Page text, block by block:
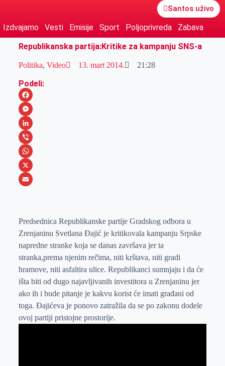
Santos uživo
Izdvajamo Vesti Emisije Sport Poljoprivreda
Zabava
Republikanska partija:Kritike za kampanju SNS-a
Politika, Video 13. mart 2014. 21:28
Podeli:
F
a
c
e
b
o
M
e
s
s
e
e
r
L
i
n
k
I
n
V
i
b
W
h
s
A
p
X
a
i
l
Predsednica Republikanske partije Gradskog odbora u
Zrenjaninu Svetlana Đajić je kritikovala kampanju Srpske
napredne stranke koja se danas završava jer ta
stranka,prema njenim rečima, niti krštava, niti gradi
hramove, niti asfaltira ulice. Republikanci sumnjaju i da će
išta biti od dugo najavljivanih investitora u Zrenjaninu jer
ako ih i bude pitanje je kakvu korist će imati građani od
toga. Đajićeva je ponovo zatražila da se po zakonu dodele
ovoj partiji pristojne prostorije.